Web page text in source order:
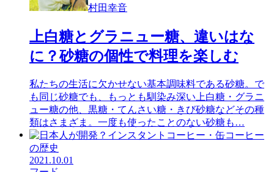
村田幸音
上白糖とグラニュー糖、違いはな
に？砂糖の個性で料理を楽しむ
私たちの生活に欠かせない基本調味料である砂糖。で
も同じ砂糖でも、もっとも馴染み深い上白糖・グラニ
ュー糖の他、黒糖・てんさい糖・きび砂糖などその種
類はさまざま。一度も使ったことのない砂糖も…
2021.10.01